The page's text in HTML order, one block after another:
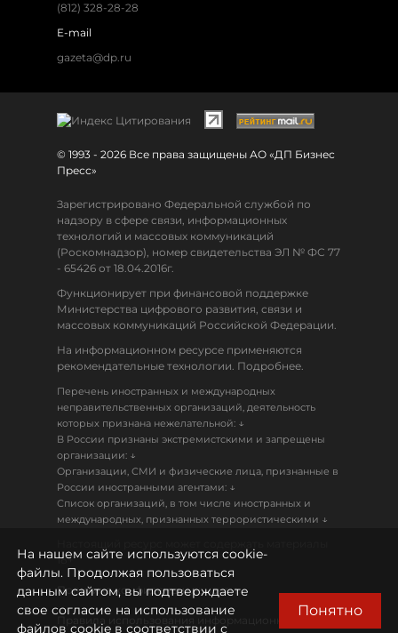
(812) 328-28-28
E-mail
gazeta@dp.ru
© 1993 - 2026 Все права защищены АО «ДП Бизнес
Пресс»
Зарегистрировано Федеральной службой по
надзору в сфере связи, информационных
технологий и массовых коммуникаций
(Роскомнадзор), номер свидетельства ЭЛ № ФС 77
- 65426 от 18.04.2016г.
Функционирует при финансовой поддержке
Министерства цифрового развития, связи и
массовых коммуникаций Российской Федерации.
На информационном ресурсе применяются
рекомендательные технологии. Подробнее.
Перечень иностранных и международных
неправительственных организаций, деятельность
которых признана нежелательной: ↓
В России признаны экстремистскими и запрещены
организации: ↓
Организации, СМИ и физические лица, признанные в
России иностранными агентами: ↓
Список организаций, в том числе иностранных и
международных, признанных террористическими ↓
18+
Политика конфиденциальности
Правила использования информационных
На нашем сайте используются cookie-
файлы. Продолжая пользоваться
данным сайтом, вы подтверждаете
свое согласие на использование
файлов cookie в соответствии с
Понятно